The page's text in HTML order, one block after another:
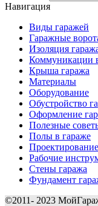
Навигация
Виды гаражей
Гаражные
Изоляция
Коммуникации
Крыша гаража
Материалы
Оборудование
Обустройство
Оформление
Полезные
Полы в гараже
Рабочие
Стены гаража
Фундамент
©2011- 2023